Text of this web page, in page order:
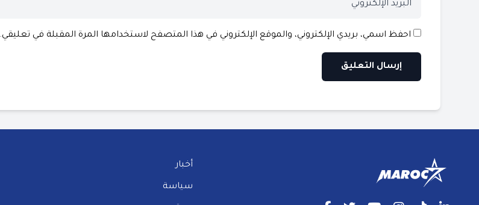
احفظ اسمي، بريدي الإلكتروني، والموقع الإلكتروني في هذا المتصفح لاستخدامها المرة المقبلة في تعليقي.
أخبار
سياسة